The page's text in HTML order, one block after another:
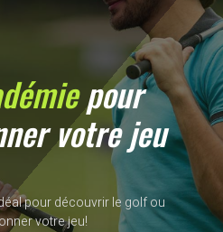
pour
votre jeu
pour découvrir le golf ou
votre jeu!